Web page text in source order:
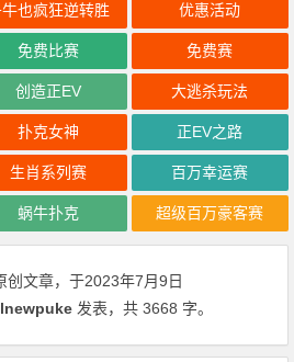
也疯狂逆转胜 优惠活动
免费比赛 免费赛
创造正EV 大逃杀玩法
扑克女神 正EV之路
生肖系列赛 百万幸运赛
蜗牛扑克 超级百万豪客赛
创文章，于2023年7月9日
发表，共 3668 字。